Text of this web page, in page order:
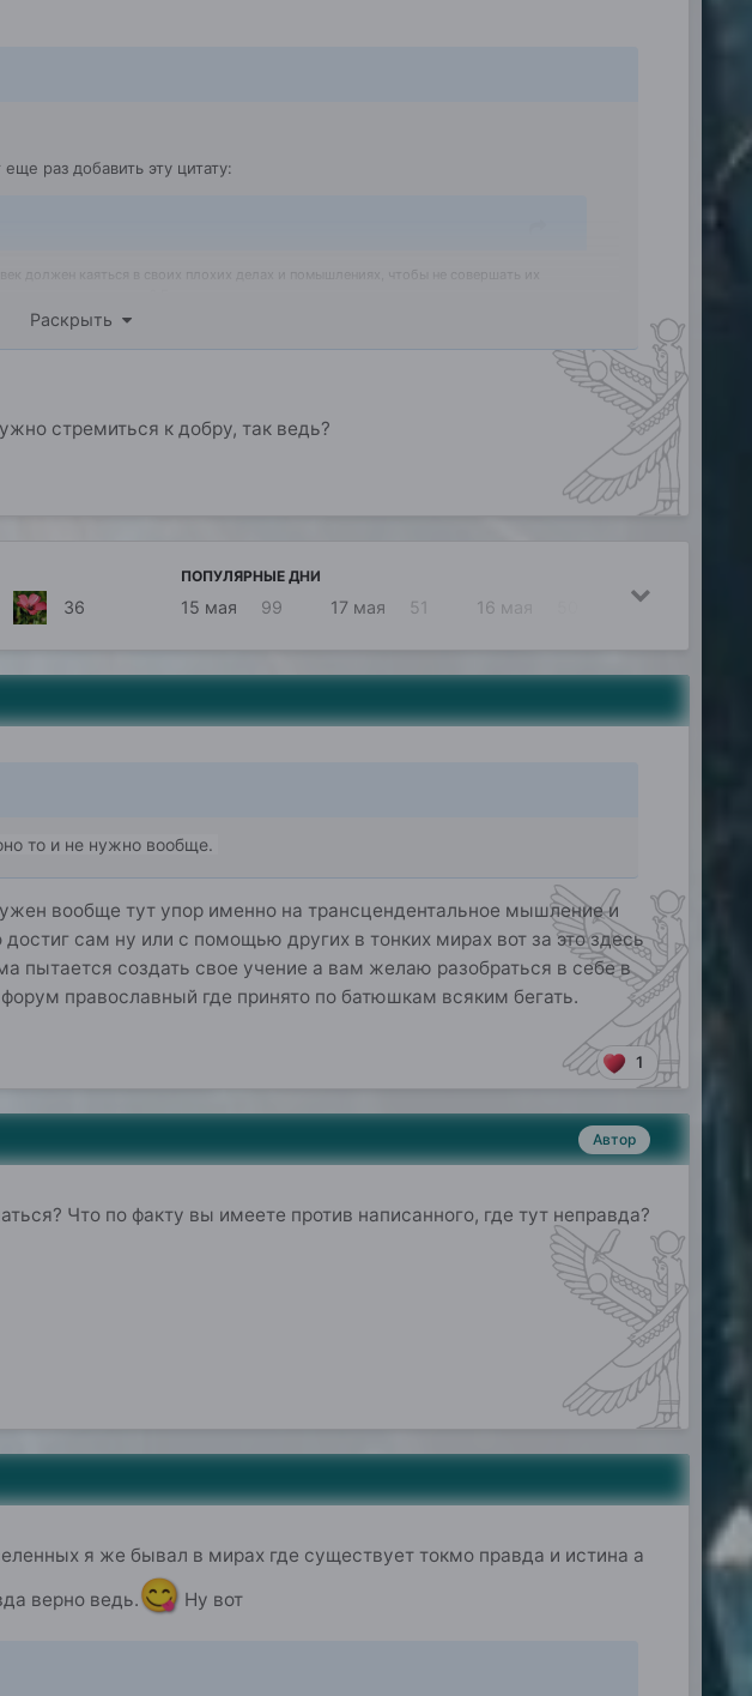
раз добавить эту цитату:
должен каяться в своих плохих делах и помышлениях, чтобы не совершать их
и в Китае. Это правда и для тех кто верит в это, и для тех, кто в это не
и для атеистов. И для старых и для молодых, и для больных и для
Раскрыть
стремиться к добру, так ведь?
36
ПОПУЛЯРНЫЕ ДНИ
15 мая 99 17 мая 51 16 мая 24 мая
то и не нужно вообще.
вообще тут упор именно на трансцендентальное мышление и
сам ну или с помощью других в тонких мирах вот за это здесь
пытается создать свое учение а вам желаю разобраться в себе в
православный где принято по батюшкам всяким бегать.
1
Автор
Что по факту вы имеете против написанного, где тут неправда?
я же бывал в мирах где существует токмо правда и истина а
верно ведь.😋 Ну вот